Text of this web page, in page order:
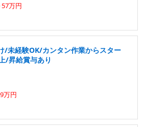
万円
/未経験OK/カンタン作業からスター
/昇給賞与あり
万円